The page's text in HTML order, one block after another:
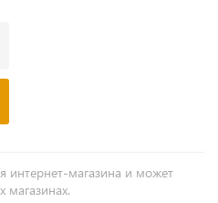
интернет-магазина и может
магазинах.